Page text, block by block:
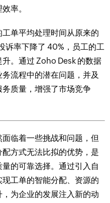
率。​
单平均处理时间从原来的
诉率下降了 40%，员工的工
。通过 Zoho Desk 的数据
流程中的潜在问题，并及
质量，增强了市场竞争
临着一些挑战和问题，但
方式无法比拟的优势，是
的可靠选择。通过引入自
工单的智能分配、资源的
为企业的发展注入新的动